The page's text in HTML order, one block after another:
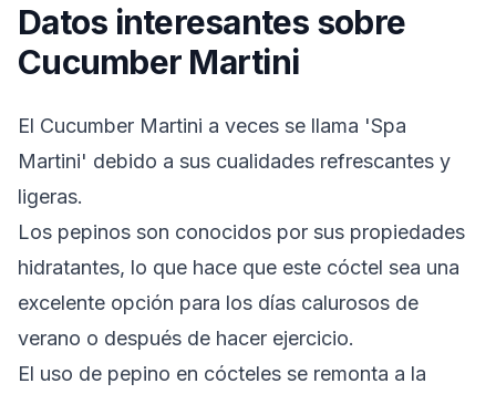
Datos interesantes sobre
Cucumber Martini
El Cucumber Martini a veces se llama 'Spa
Martini' debido a sus cualidades refrescantes y
ligeras.
Los pepinos son conocidos por sus propiedades
hidratantes, lo que hace que este cóctel sea una
excelente opción para los días calurosos de
verano o después de hacer ejercicio.
El uso de pepino en cócteles se remonta a la